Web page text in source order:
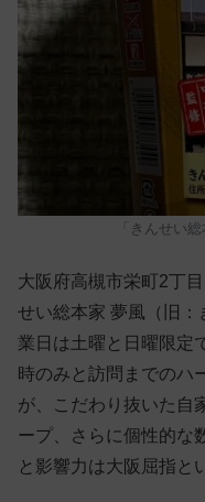
「きんせい
大阪府高槻市栄町2丁
せい総本家 夢風（旧
業日は土曜と日曜限定
時のみと訪問までのハ
が、こだわり抜いた自
ープ、さらに個性的な
と影響力は大阪屈指と